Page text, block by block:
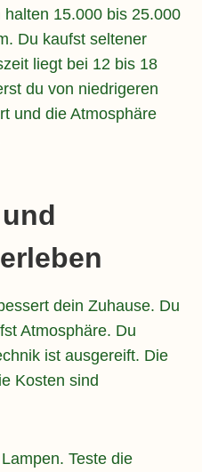
15.000 bis 25.000
Du kaufst seltener
liegt bei 12 bis 18
du von niedrigeren
und die Atmosphäre
dein Zuhause. Du
Atmosphäre. Du
ist ausgereift. Die
Kosten sind
Teste die